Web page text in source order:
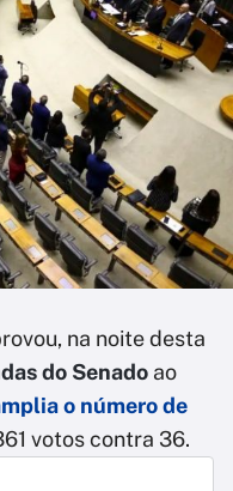
na noite desta
do Senado ao
o número de
votos contra 36.